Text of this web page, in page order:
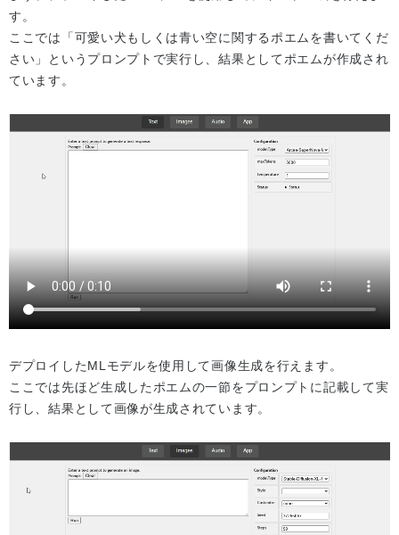
す。
ここでは「可愛い犬もしくは青い空に関するポエムを書いてくだ
さい」というプロンプトで実行し、結果としてポエムが作成され
ています。
デプロイしたMLモデルを使用して画像生成を行えます。
ここでは先ほど生成したポエムの一節をプロンプトに記載して実
行し、結果として画像が生成されています。